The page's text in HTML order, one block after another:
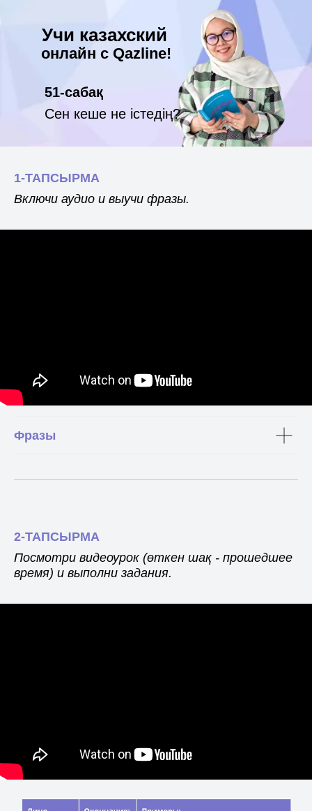
Учи казахский
онлайн с Qazline!
51-сабақ
Сен кеше не істедің?
1-ТАПСЫРМА
Включи аудио и выучи фразы.
Фразы
2-ТАПСЫРМА
Посмотри видеоурок (өткен шақ - прошедшее
время) и выполни задания.